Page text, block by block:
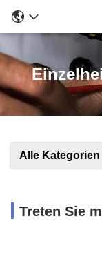
Alle Kategorien
Treten Sie